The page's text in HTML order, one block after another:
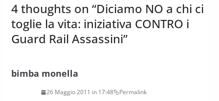
4 thoughts on “Diciamo NO a chi ci
toglie la vita: iniziativa CONTRO i
Guard Rail Assassini”
bimba monella
26 Maggio 2011 in 17:48 Permalink